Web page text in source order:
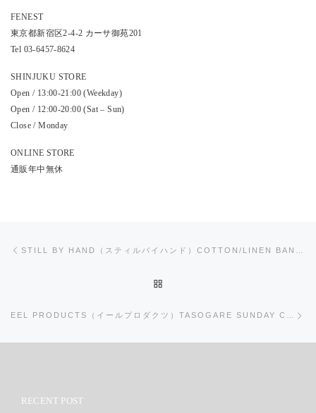
FENEST
東京都新宿区2-4-2 カーサ御苑201
Tel 03-6457-8624
SHINJUKU STORE
Open / 13:00-21:00 (Weekday)
Open / 12:00-20:00 (Sat – Sun)
Close / Monday
ONLINE STORE
通販年中無休
RECENT POST